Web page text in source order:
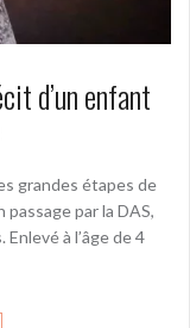
d’un enfant
grandes étapes de
par la DAS,
à l’âge de 4